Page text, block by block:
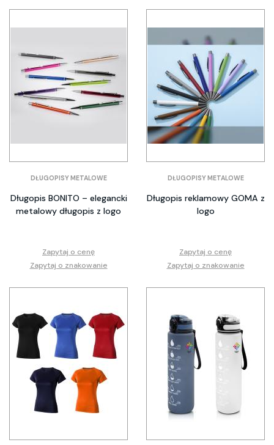
DŁUGOPISY METALOWE
Długopis BONITO – elegancki
metalowy długopis z logo
Zapytaj o cenę
Zapytaj o znakowanie
DŁUGOPISY METALOWE
Długopis reklamowy GOMA z
logo
Zapytaj o cenę
Zapytaj o znakowanie